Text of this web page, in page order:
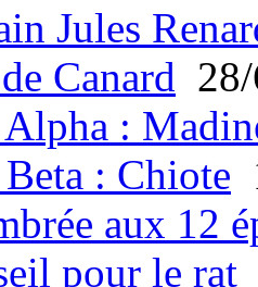
Jules
Canard
:
: Chiote
aux 12
pour le rat